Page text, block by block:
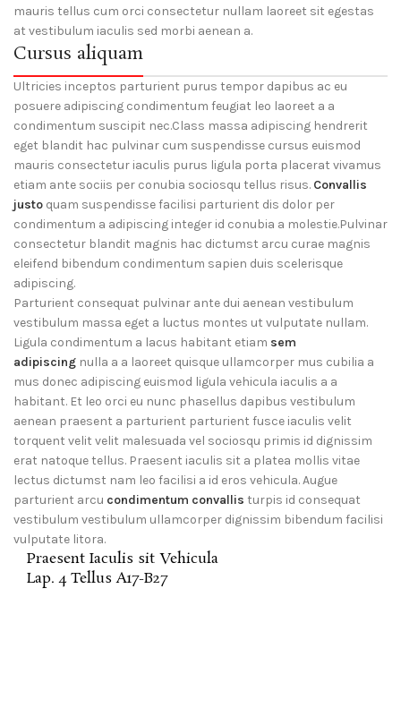
mauris tellus cum orci consectetur nullam laoreet sit egestas
at vestibulum iaculis sed morbi aenean a.
Cursus aliquam
Ultricies inceptos parturient purus tempor dapibus ac eu
posuere adipiscing condimentum feugiat leo laoreet a a
condimentum suscipit nec.Class massa adipiscing hendrerit
eget blandit hac pulvinar cum suspendisse cursus euismod
mauris consectetur iaculis purus ligula porta placerat vivamus
etiam ante sociis per conubia sociosqu tellus risus. Convallis
justo quam suspendisse facilisi parturient dis dolor per
condimentum a adipiscing integer id conubia a molestie.Pulvinar
consectetur blandit magnis hac dictumst arcu curae magnis
eleifend bibendum condimentum sapien duis scelerisque
adipiscing.
Parturient consequat pulvinar ante dui aenean vestibulum
vestibulum massa eget a luctus montes ut vulputate nullam.
Ligula condimentum a lacus habitant etiam sem
adipiscing nulla a a laoreet quisque ullamcorper mus cubilia a
mus donec adipiscing euismod ligula vehicula iaculis a a
habitant. Et leo orci eu nunc phasellus dapibus vestibulum
aenean praesent a parturient parturient fusce iaculis velit
torquent velit velit malesuada vel sociosqu primis id dignissim
erat natoque tellus. Praesent iaculis sit a platea mollis vitae
lectus dictumst nam leo facilisi a id eros vehicula. Augue
parturient arcu condimentum convallis turpis id consequat
vestibulum vestibulum ullamcorper dignissim bibendum facilisi
vulputate litora.
Praesent Iaculis sit Vehicula
Lap. 4 Tellus A17-B27